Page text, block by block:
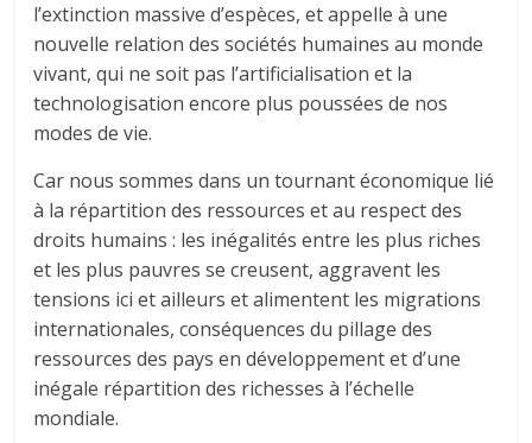
l’extinction massive d’espèces, et appelle à une
nouvelle relation des sociétés humaines au monde
vivant, qui ne soit pas l’artificialisation et la
technologisation encore plus poussées de nos
modes de vie.
Car nous sommes dans un tournant économique lié
à la répartition des ressources et au respect des
droits humains : les inégalités entre les plus riches
et les plus pauvres se creusent, aggravent les
tensions ici et ailleurs et alimentent les migrations
internationales, conséquences du pillage des
ressources des pays en développement et d’une
inégale répartition des richesses à l’échelle
mondiale.